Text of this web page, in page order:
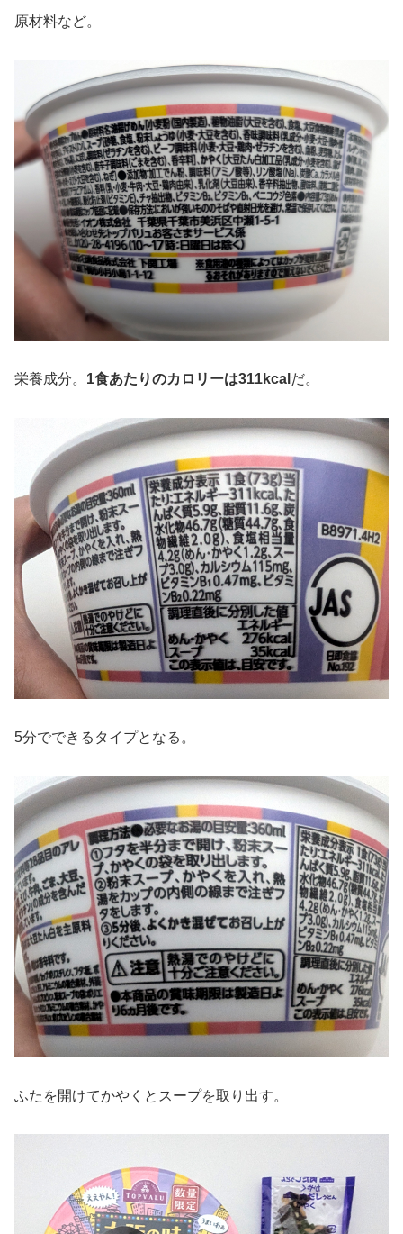
原材料など。
栄養成分。 1食あたりのカロリーは311kcal だ。
5分でできるタイプとなる。
ふたを開けてかやくとスープを取り出す。